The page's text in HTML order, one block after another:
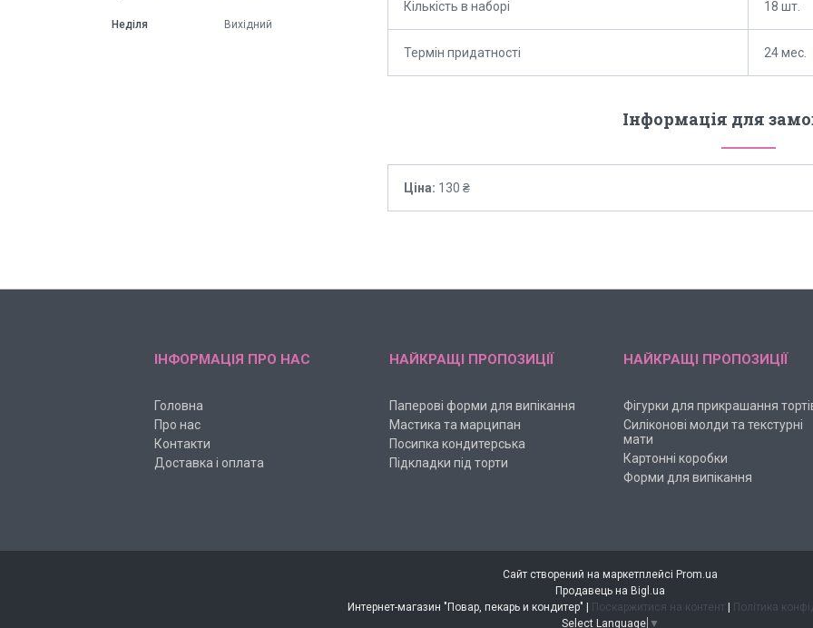
Кількість в наборі 18 шт.
Термін придатності 24 мес.
Інформація для
Ціна: 130 ₴
Неділя Вихідний
ІНФОРМАЦІЯ ПРО НАС
Головна
Про нас
Контакти
Доставка і оплата
НАЙКРАЩІ ПРОПОЗИЦІЇ
Паперові форми для випікання
Мастика та марципан
Посипка кондитерська
Підкладки під торти
НАЙКРАЩІ ПРОПОЗИЦІЇ
Фігурки для прикрашання
Силіконові молди та текстурні
мати
Картонні коробки
Форми для випікання
Сайт створений на маркетплейсі Prom.ua
Продавець на Bigl.ua
Интернет-магазин "Повар, пекарь и кондитер" | Поскаржитися на контент | Політика
Select Language ▼